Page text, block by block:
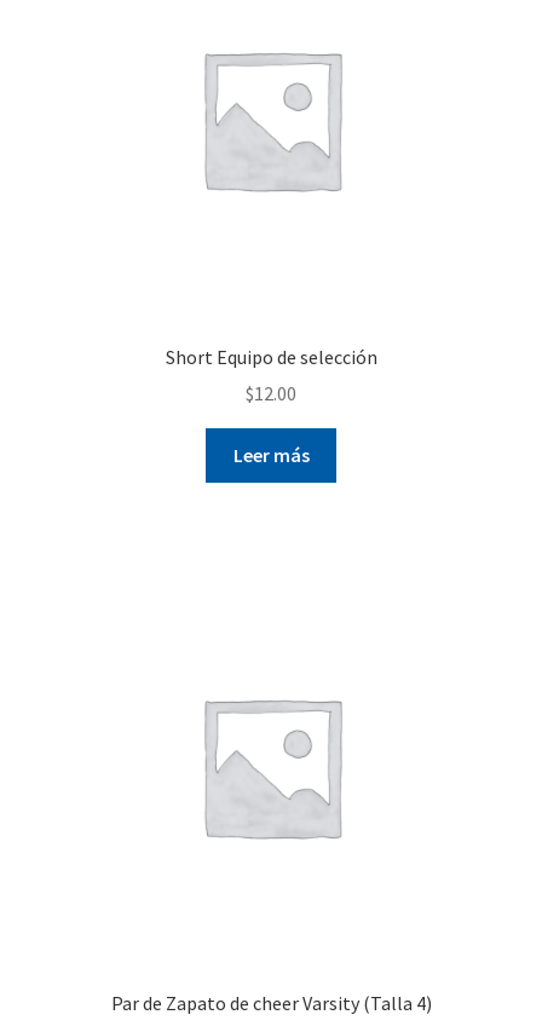
Short Equipo de selección
$12.00
Leer más
Par de Zapato de cheer Varsity (Talla 4)